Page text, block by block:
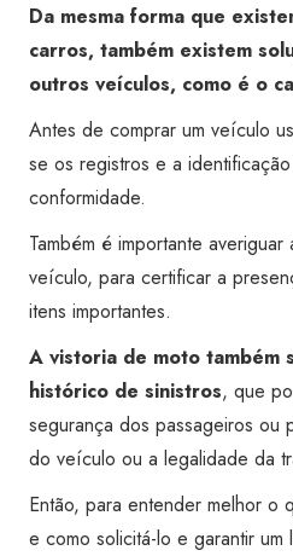
Da mesma forma que
carros, também existem
outros veículos, como é o
Antes de comprar um veículo
se os registros e a
conformidade.
Também é importante
veículo, para certificar a
itens importantes.
A vistoria de moto também
histórico de sinistros, que
segurança dos passageiros ou
do veículo ou a legalidade da
Então, para entender melhor o
e como solicitá-lo e garantir um